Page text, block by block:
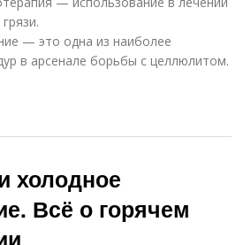
— это одна из наиболее
в арсенале борьбы с целлюлитом.
холодное
Всё о горячем